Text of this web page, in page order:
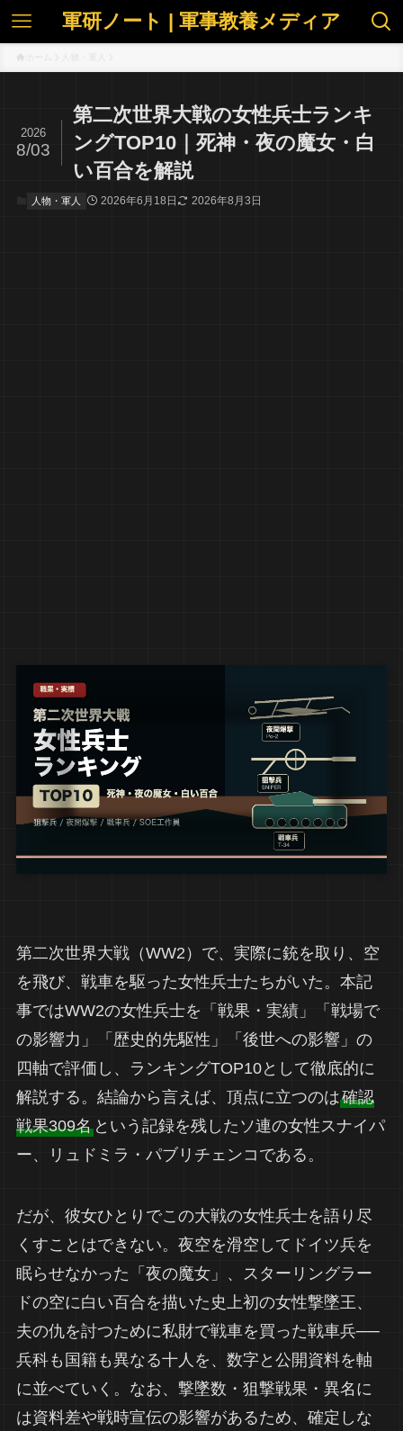
軍研ノート | 軍事教養メディア
第二次世界大戦の女性兵士ランキ
ングTOP10｜死神・夜の魔女・白
い百合を解説
2026
8/03
人物・軍人 2026年6月18日 2026年8月3日
第二次世界大戦（WW2）で、実際に銃を取り、空
を飛び、戦車を駆った女性兵士たちがいた。本記
事ではWW2の女性兵士を「戦果・実績」「戦場で
の影響力」「歴史的先駆性」「後世への影響」の
四軸で評価し、ランキングTOP10として徹底的に
解説する。結論から言えば、頂点に立つのは確認
戦果309名という記録を残したソ連の女性スナイパ
ー、リュドミラ・パブリチェンコである。
だが、彼女ひとりでこの大戦の女性兵士を語り尽
くすことはできない。夜空を滑空してドイツ兵を
眠らせなかった「夜の魔女」、スターリングラー
ドの空に白い百合を描いた史上初の女性撃墜王、
夫の仇を討つために私財で戦車を買った戦車兵──
兵科も国籍も異なる十人を、数字と公開資料を軸
に並べていく。なお、撃墜数・狙撃戦果・異名に
は資料差や戦時宣伝の影響があるため、確定しな